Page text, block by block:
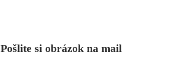
Pošlite si obrázok na mail